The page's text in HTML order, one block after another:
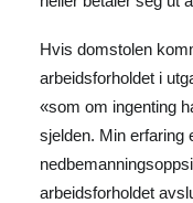
Hvis domstolen
arbeidsforholdet i
«som om ingenting
sjelden. Min erfaring
arbeidsforholdet